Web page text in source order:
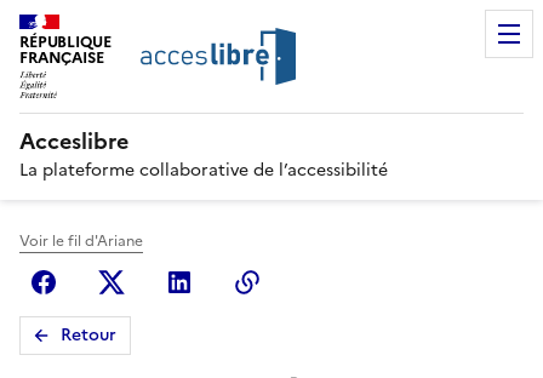
RÉPUBLIQUE
FRANÇAISE
Acceslibre
La plateforme collaborative de l’accessibilité
Voir le fil d'Ariane
FacebookX (anciennement Twitter)
Linkedin
Retour